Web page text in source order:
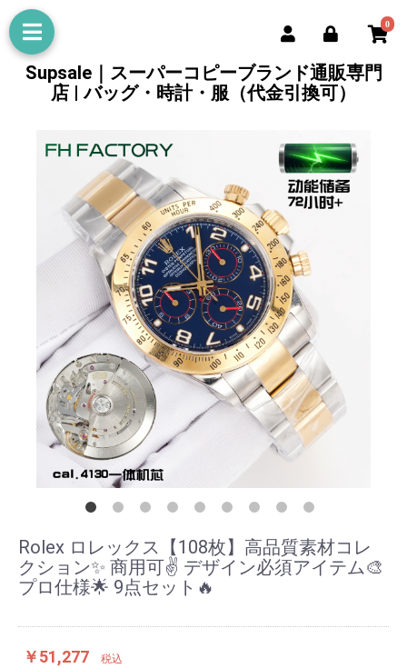
0
Supsale｜スーパーコピーブランド通販専門
店 | バッグ・時計・服（代金引換可）
Rolex ロレックス【108枚】高品質素材コレ
クション✨ 商用可✌️ デザイン必須アイテム🎨
プロ仕様🌟 9点セット🔥
￥51,277 税込